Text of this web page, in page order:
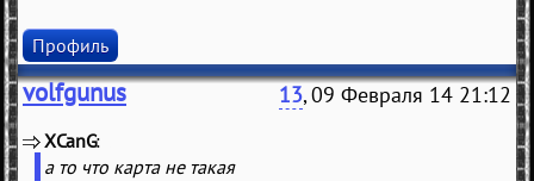
Профиль
volfgunus 13, 09 Февраля 14 21:12
XCanG
а то что карта не такая